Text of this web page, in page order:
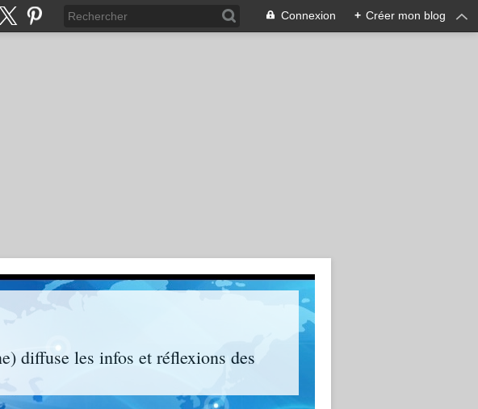
Connexion + Créer mon blog
diffuse les infos et réflexions des